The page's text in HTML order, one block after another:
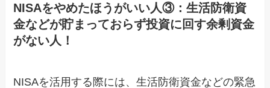
NISAをやめたほうがいい人③：生活防衛資
金などが貯まっておらず投資に回す余剰資金
がない人！
NISAを活用する際には、生活防衛資金などの緊急